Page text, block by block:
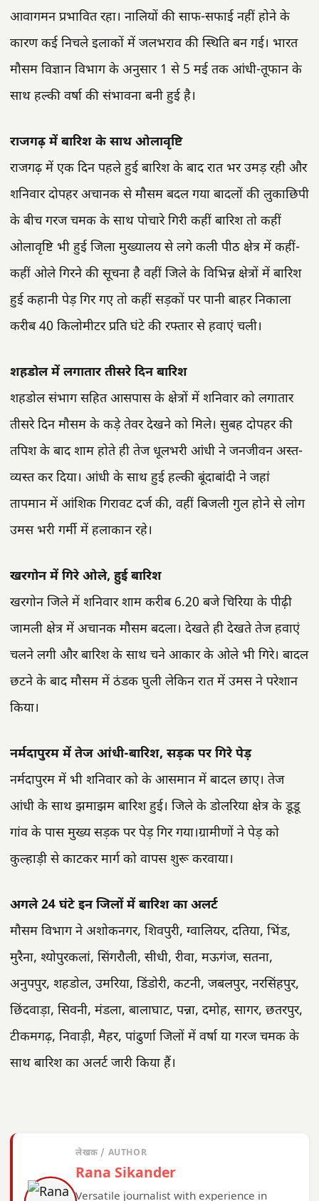
आवागमन प्रभावित रहा। नालियों की साफ-सफाई नहीं होने के
कारण कई निचले इलाकों में जलभराव की स्थिति बन गई। भारत
मौसम विज्ञान विभाग के अनुसार 1 से 5 मई तक आंधी-तूफान के
साथ हल्की वर्षा की संभावना बनी हुई है।
राजगढ़ में बारिश के साथ ओलावृष्टि
राजगढ़ में एक दिन पहले हुई बारिश के बाद रात भर उमड़ रही और
शनिवार दोपहर अचानक से मौसम बदल गया बादलों की लुकाछिपी
के बीच गरज चमक के साथ पोचारे गिरी कहीं बारिश तो कहीं
ओलावृष्टि भी हुई जिला मुख्यालय से लगे कली पीठ क्षेत्र में कहीं-
कहीं ओले गिरने की सूचना है वहीं जिले के विभिन्न क्षेत्रों में बारिश
हुई कहानी पेड़ गिर गए तो कहीं सड़कों पर पानी बाहर निकाला
करीब 40 किलोमीटर प्रति घंटे की रफ्तार से हवाएं चली।
शहडोल में लगातार तीसरे दिन बारिश
शहडोल संभाग सहित आसपास के क्षेत्रों में शनिवार को लगातार
तीसरे दिन मौसम के कड़े तेवर देखने को मिले। सुबह दोपहर की
तपिश के बाद शाम होते ही तेज धूलभरी आंधी ने जनजीवन अस्त-
व्यस्त कर दिया। आंधी के साथ हुई हल्की बूंदाबांदी ने जहां
तापमान में आंशिक गिरावट दर्ज की, वहीं बिजली गुल होने से लोग
उमस भरी गर्मी में हलाकान रहे।
खरगोन में गिरे ओले, हुई बारिश
खरगोन जिले में शनिवार शाम करीब 6.20 बजे चिरिया के पीढ़ी
जामली क्षेत्र में अचानक मौसम बदला। देखते ही देखते तेज हवाएं
चलने लगी और बारिश के साथ चने आकार के ओले भी गिरे। बादल
छटने के बाद मौसम में ठंडक घुली लेकिन रात में उमस ने परेशान
किया।
नर्मदापुरम में तेज आंधी-बारिश, सड़क पर गिरे पेड़
नर्मदापुरम में भी शनिवार को के आसमान में बादल छाए। तेज
आंधी के साथ झमाझम बारिश हुई। जिले के डोलरिया क्षेत्र के डूडू
गांव के पास मुख्य सड़क पर पेड़ गिर गया।ग्रामीणों ने पेड़ को
कुल्हाड़ी से काटकर मार्ग को वापस शुरू करवाया।
अगले 24 घंटे इन जिलों में बारिश का अलर्ट
मौसम विभाग ने अशोकनगर, शिवपुरी, ग्वालियर, दतिया, भिंड,
मुरैना, श्योपुरकलां, सिंगरौली, सीधी, रीवा, मऊगंज, सतना,
अनुपपुर, शहडोल, उमरिया, डिंडोरी, कटनी, जबलपुर, नरसिंहपुर,
छिंदवाड़ा, सिवनी, मंडला, बालाघाट, पन्ना, दमोह, सागर, छतरपुर,
टीकमगढ़, निवाड़ी, मैहर, पांढुर्णा जिलों में वर्षा या गरज चमक के
साथ बारिश का अलर्ट जारी किया हैं।
लेखक / AUTHOR
Rana Sikander
Versatile journalist with experience in